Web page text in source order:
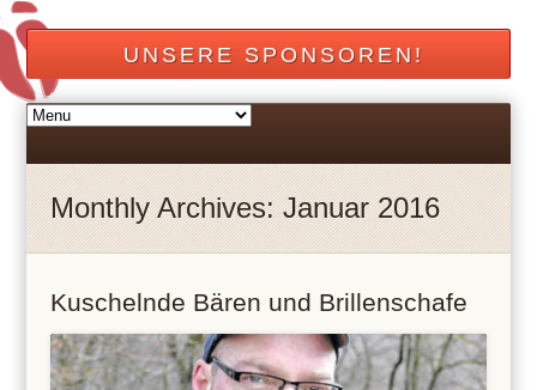
UNSERE SPONSOREN!
Monthly Archives: Januar 2016
Kuschelnde Bären und Brillenschafe